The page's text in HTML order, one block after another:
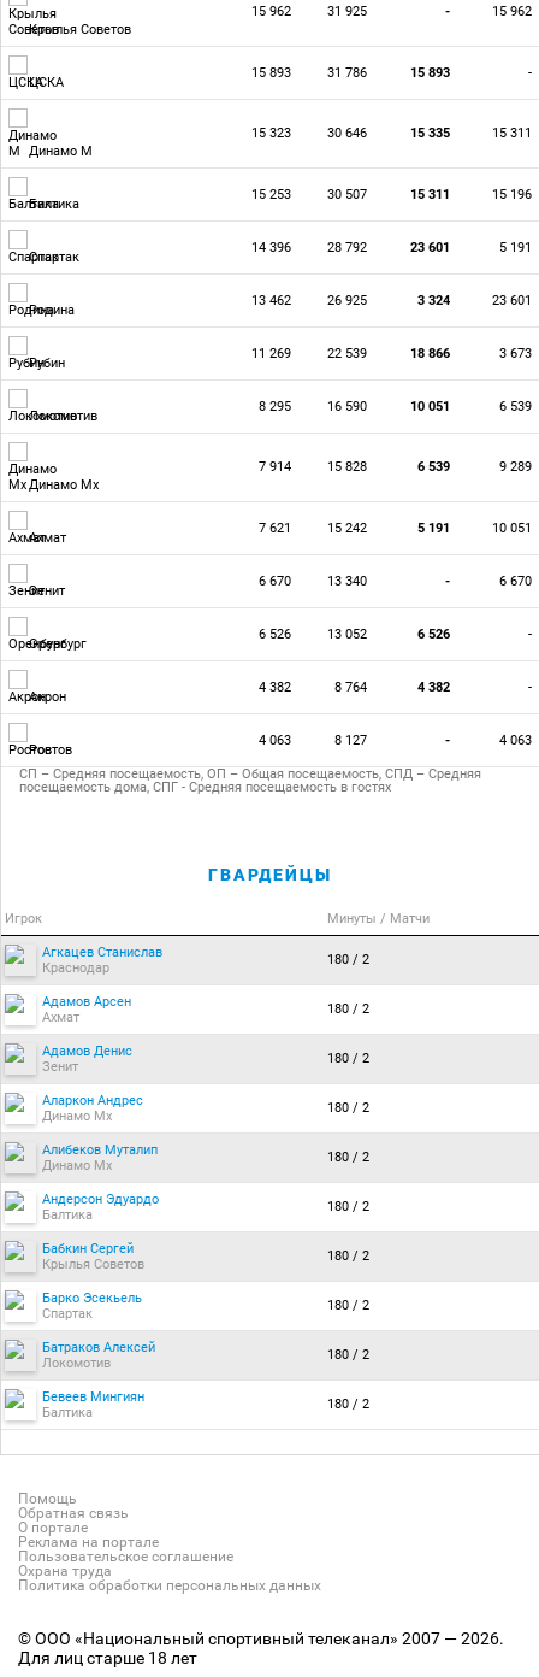
Крылья Советов
15 962 31 925 - 15 962
ЦСКА
15 893 31 786 15 893 -
Динамо М
15 323 30 646 15 335 15 311
Балтика
15 253 30 507 15 311 15 196
Спартак
14 396 28 792 23 601 5 191
Родина
13 462 26 925 3 324 23 601
Рубин
11 269 22 539 18 866 3 673
Локомотив
8 295 16 590 10 051 6 539
Динамо Мх
7 914 15 828 6 539 9 289
Ахмат
7 621 15 242 5 191 10 051
Зенит
6 670 13 340 - 6 670
Оренбург
6 526 13 052 6 526 -
Акрон
4 382 8 764 4 382 -
Ростов
4 063 8 127 - 4 063
СП – Средняя посещаемость, ОП – Общая посещаемость, СПД – Средняя
посещаемость дома, СПГ - Средняя посещаемость в гостях
ГВАРДЕЙЦЫ
Игрок Минуты / Матчи
Агкацев Станислав
Краснодар
180 / 2
Адамов Арсен
Ахмат
180 / 2
Адамов Денис
Зенит
180 / 2
Аларкон Андрес
Динамо Мх
180 / 2
Алибеков Муталип
Динамо Мх
180 / 2
Андерсон Эдуардо
Балтика
180 / 2
Бабкин Сергей
Крылья Советов
180 / 2
Барко Эсекьель
Спартак
180 / 2
Батраков Алексей
Локомотив
180 / 2
Бевеев Мингиян
Балтика
180 / 2
Помощь
Обратная связь
О портале
Реклама на портале
Пользовательское соглашение
Охрана труда
Политика обработки персональных данных
© ООО «Национальный спортивный телеканал» 2007 — 2026.
Для лиц старше 18 лет